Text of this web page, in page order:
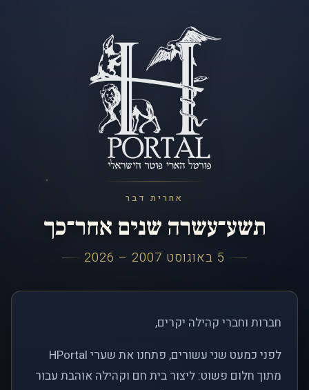
אחרית דבר
תשע־עשרה שנים אחר־כך
5 באוגוסט 2007 – 2026
חברות וחברי קהילה יקרים,
לפני כמעט שני עשורים, פתחנו את שערי HPortal
מתוך חלום פשוט: ליצור בית חם וקהילה אוהבת עבור